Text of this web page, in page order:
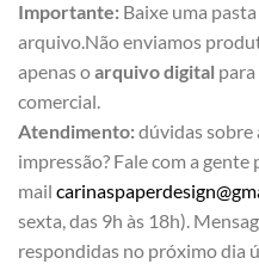
Importante: Baixe uma
arquivo.Não enviamos
apenas oarquivo digital
comercial.
Atendimento:dúvidas sobre
impressão? Fale com a gente
mail
sexta, das 9h às 18h).
respondidas no próximo dia